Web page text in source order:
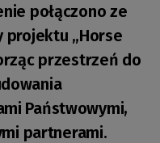
połączono ze
projektu „Horse
przestrzeń do
Państwowymi,
partnerami.